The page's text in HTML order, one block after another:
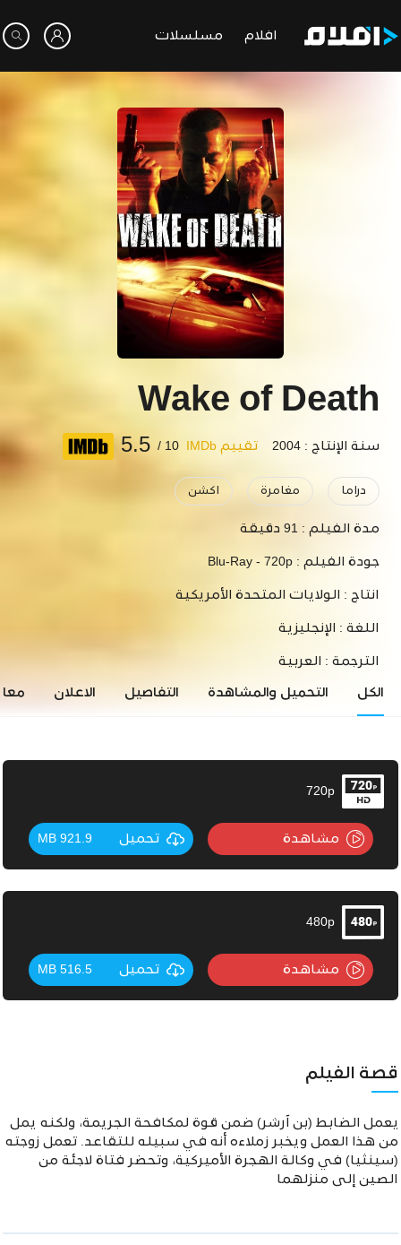
افلام مسلسلات
Wake of Death
سنة الإنتاج : 2004 تقييم IMDb 10 /
5.5
دراما مغامرة اكشن
مدة الفيلم : 91 دقيقة
جودة الفيلم : Blu-Ray - 720p
انتاج : الولايات المتحدة الأمريكية
اللغة : الإنجليزية
الترجمة : العربية
الكل التحميل والمشاهدة التفاصيل الاعلان
720p
مشاهدة تحميل 921.9 MB
480p
مشاهدة تحميل 516.5 MB
قصة الفيلم
يعمل الضابط (بن آرشر) ضمن قوة لمكافحة الجريمة، ولكنه يمل
من هذا العمل ويخبر زملاءه أنه في سبيله للتقاعد. تعمل زوجته
(سينثيا) في وكالة الهجرة الأميركية، وتحضر فتاة لاجئة من
الصين إلى منزلهما